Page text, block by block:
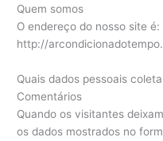
Quem somos
O endereço do nosso site é:
http://
Quais dados pessoais
Comentários
Quando os visitantes
os dados mostrados no